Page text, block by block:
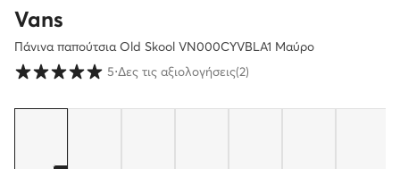
Vans
Πάνινα παπούτσια Old Skool VN000CYVBLA1 Μαύρο
Βαθμολογία πελατών σε κλίμακα 1 έως 5
5⋅Δες τις αξιολογήσεις(2)